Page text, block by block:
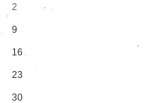
2
9
16
23
30